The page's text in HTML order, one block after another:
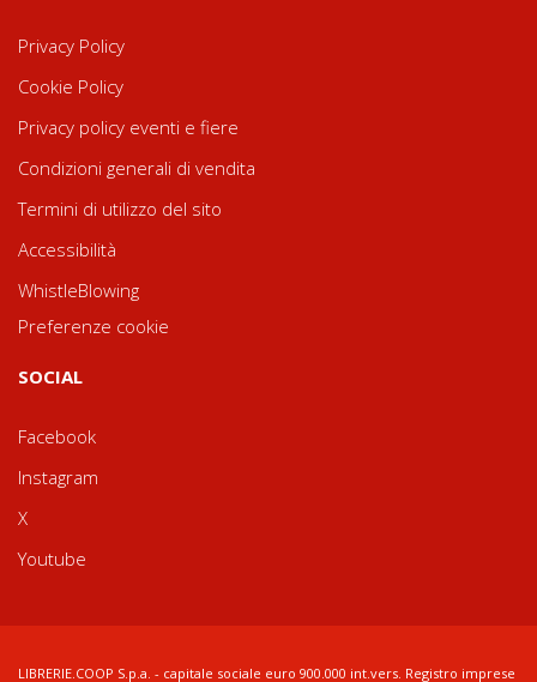
Privacy Policy
Cookie Policy
Privacy policy eventi e fiere
Condizioni generali di vendita
Termini di utilizzo del sito
Accessibilità
WhistleBlowing
Preferenze cookie
SOCIAL
Facebook
Instagram
X
Youtube
LIBRERIE.COOP S.p.a. - capitale sociale euro 900.000 int.vers. Registro imprese